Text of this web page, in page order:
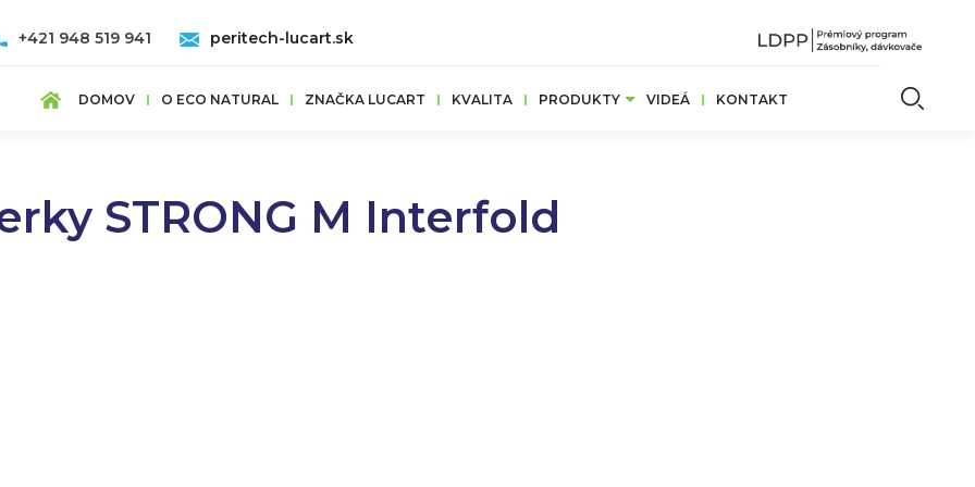
DOMOV O ECO NATURAL ZNAČKA LUCART KVALITA PRODUKTY VIDEÁ KONTAKT
+421 948 519 941 peritech-lucart.sk
STRONG M Interfold